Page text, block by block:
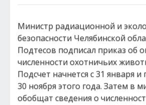
Министр радиационной и
безопасности Челябинской
Подтесов подписал приказ об
численности охотничьих
Подсчет начнется с 31 января и
30 ноября этого года. Затем в
обобщат сведения о